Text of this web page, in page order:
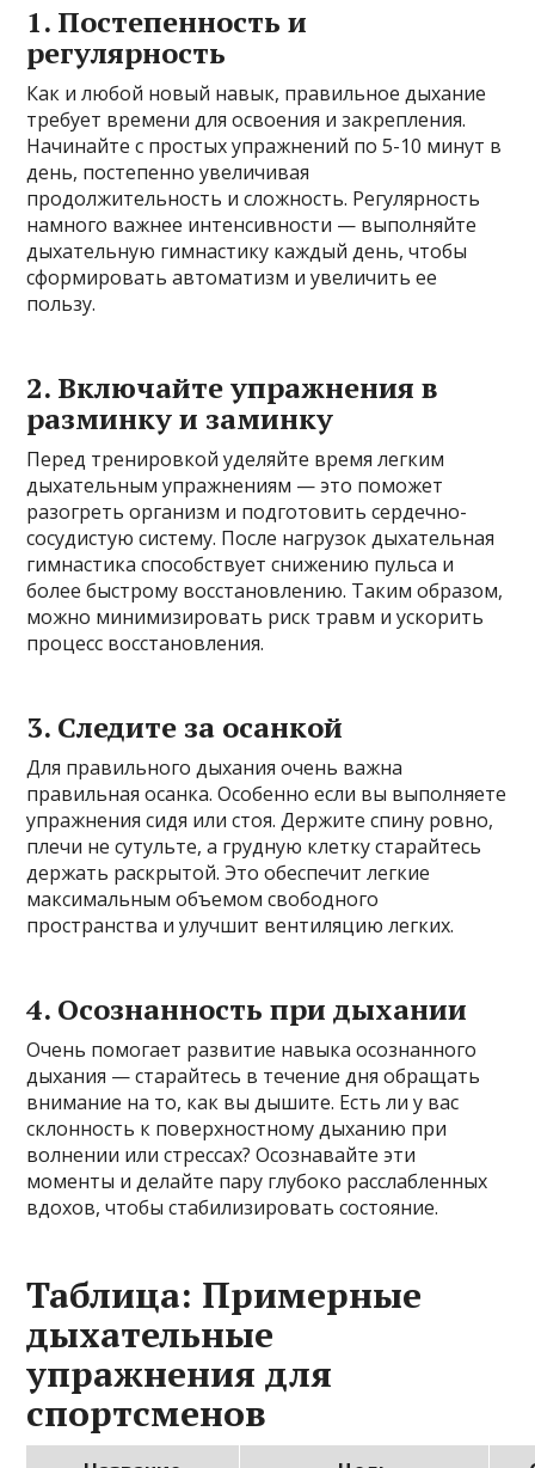
1. Постепенность и
регулярность
Как и любой новый навык, правильное дыхание
требует времени для освоения и закрепления.
Начинайте с простых упражнений по 5-10 минут в
день, постепенно увеличивая
продолжительность и сложность. Регулярность
намного важнее интенсивности — выполняйте
дыхательную гимнастику каждый день, чтобы
сформировать автоматизм и увеличить ее
пользу.
2. Включайте упражнения в
разминку и заминку
Перед тренировкой уделяйте время легким
дыхательным упражнениям — это поможет
разогреть организм и подготовить сердечно-
сосудистую систему. После нагрузок дыхательная
гимнастика способствует снижению пульса и
более быстрому восстановлению. Таким образом,
можно минимизировать риск травм и ускорить
процесс восстановления.
3. Следите за осанкой
Для правильного дыхания очень важна
правильная осанка. Особенно если вы выполняете
упражнения сидя или стоя. Держите спину ровно,
плечи не сутульте, а грудную клетку старайтесь
держать раскрытой. Это обеспечит легкие
максимальным объемом свободного
пространства и улучшит вентиляцию легких.
4. Осознанность при дыхании
Очень помогает развитие навыка осознанного
дыхания — старайтесь в течение дня обращать
внимание на то, как вы дышите. Есть ли у вас
склонность к поверхностному дыханию при
волнении или стрессах? Осознавайте эти
моменты и делайте пару глубоко расслабленных
вдохов, чтобы стабилизировать состояние.
Таблица: Примерные
дыхательные
упражнения для
спортсменов